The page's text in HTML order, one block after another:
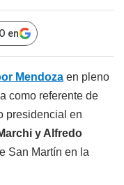
en
Mendoza en pleno
como referente de
presidencial en
y Alfredo
San Martín en la